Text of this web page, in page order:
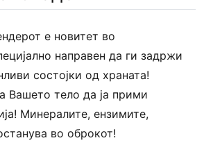
е новитет во
направен да ги задржи
состојки од храната!
Вашето тело да ја прими
Минералите, ензимите,
во оброкот!